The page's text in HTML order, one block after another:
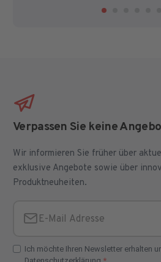
Verpassen Sie keine
Wir informieren Sie früher über
exklusive Angebote sowie über
Produktneuheiten.
Ich möchte Ihren Newsletter erhalten